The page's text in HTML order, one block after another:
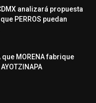
analizará propuesta
PERROS puedan
que MORENA fabrique